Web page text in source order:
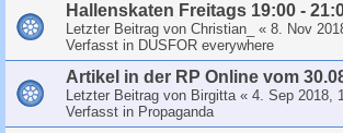
Hallenskaten Freitags 19:00 -
Letzter Beitrag von Christian_ « 8. Nov
Verfasst in DUSFOR everywhere
Artikel in der RP Online vom
Letzter Beitrag von Birgitta« 4. Sep 2018,
Verfasst in Propaganda